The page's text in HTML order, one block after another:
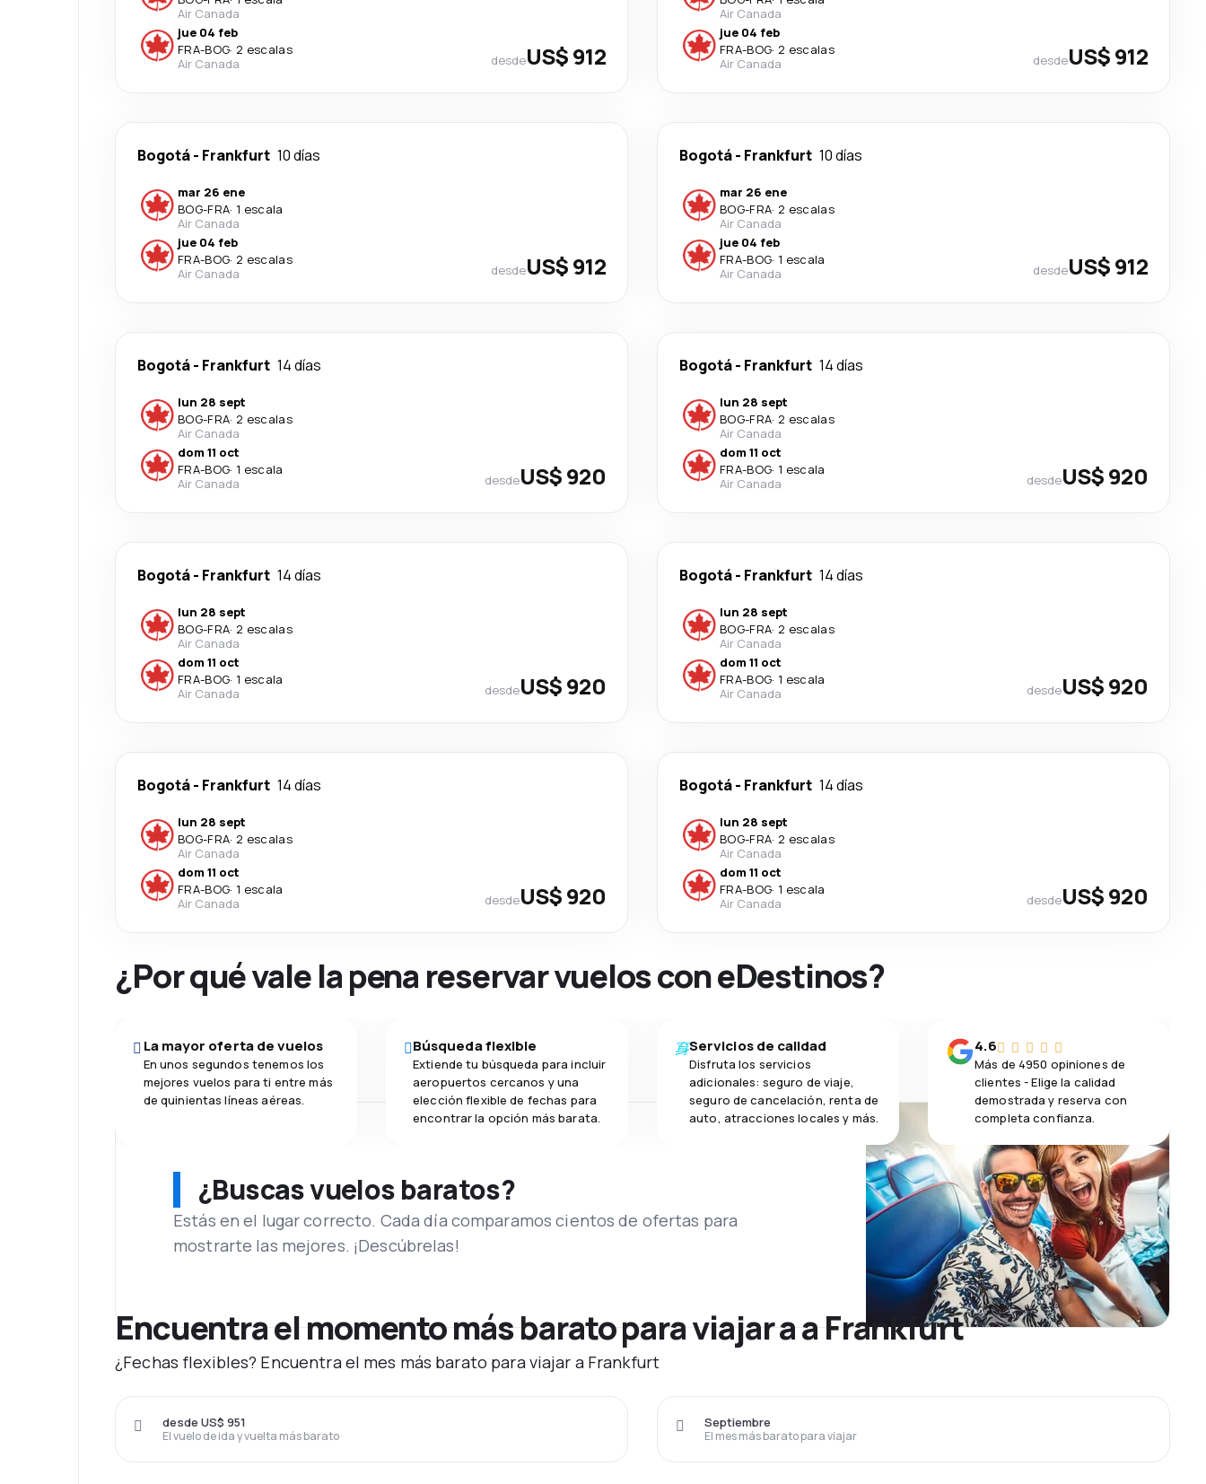
Air Canada
jue 04 feb
FRA-BOG· 2 escalas
Air Canada
desdeUS$ 912
Air Canada
jue 04 feb
FRA-BOG· 2 escalas
Air Canada
desdeUS$ 912
Bogotá- Frankfurt 10 días
mar 26 ene
BOG-FRA· 1 escala
Air Canada
jue 04 feb
FRA-BOG· 2 escalas
Air Canada
desdeUS$ 912
Bogotá- Frankfurt 10 días
mar 26 ene
BOG-FRA· 2 escalas
Air Canada
jue 04 feb
FRA-BOG· 1 escala
Air Canada
desdeUS$ 912
Bogotá- Frankfurt 14 días
lun 28 sept
BOG-FRA· 2 escalas
Air Canada
dom 11 oct
FRA-BOG· 1 escala
Air Canada
desdeUS$ 920
Bogotá- Frankfurt 14 días
lun 28 sept
BOG-FRA· 2 escalas
Air Canada
dom 11 oct
FRA-BOG· 1 escala
Air Canada
desdeUS$ 920
Bogotá- Frankfurt 14 días
lun 28 sept
BOG-FRA· 2 escalas
Air Canada
dom 11 oct
FRA-BOG· 1 escala
Air Canada
desdeUS$ 920
Bogotá- Frankfurt 14 días
lun 28 sept
BOG-FRA· 2 escalas
Air Canada
dom 11 oct
FRA-BOG· 1 escala
Air Canada
desdeUS$ 920
Bogotá- Frankfurt 14 días
lun 28 sept
BOG-FRA· 2 escalas
Air Canada
dom 11 oct
FRA-BOG· 1 escala
Air Canada
desdeUS$ 920
Bogotá- Frankfurt 14 días
lun 28 sept
BOG-FRA· 2 escalas
Air Canada
dom 11 oct
FRA-BOG· 1 escala
Air Canada
desdeUS$ 920
¿Por qué vale la pena reservar vuelos con eDestinos?
La mayor oferta de vuelos
En unos segundos tenemos los
mejores vuelos para ti entre más
de quinientas líneas aéreas.
Búsqueda flexible
Extiende tu búsqueda para incluir
aeropuertos cercanos y una
elección flexible de fechas para
encontrar la opción más barata.
Servicios de calidad
Disfruta los servicios
adicionales: seguro de viaje,
seguro de cancelación, renta de
auto, atracciones locales y más.
4.6
Más de 4950 opiniones de
clientes - Elige la calidad
demostrada y reserva con
completa confianza.
¿Buscas vuelos baratos?
Estás en el lugar correcto. Cada día comparamos cientos de ofertas para
mostrarte las mejores. ¡Descúbrelas!
Encuentra el momento más barato para viajar a a Frankfurt
¿Fechas flexibles? Encuentra el mes más barato para viajar a Frankfurt
El vuelo de ida y vuelta más barato
desde US$ 951
El mes más barato para viajar
Septiembre